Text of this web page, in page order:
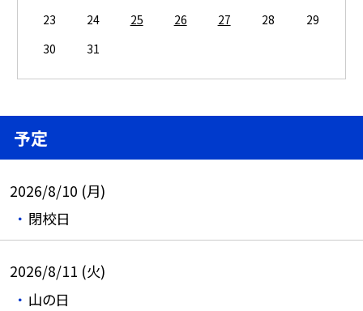
23
24 25 26 27 28
29
30
31
予定
2026/8/10 (月)
閉校日
2026/8/11 (火)
山の日